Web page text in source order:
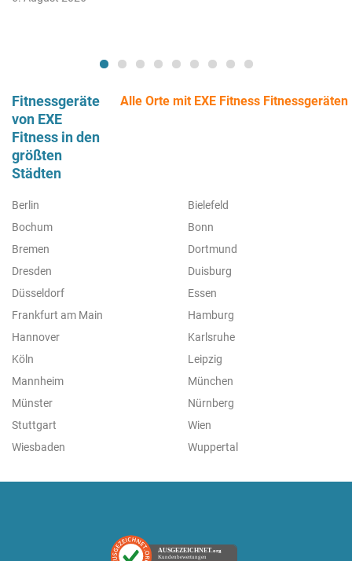
Fitnessgeräte
von EXE
Fitness in den
größten
Städten
Alle Orte mit EXE Fitness Fitnessgeräten
Berlin
Bielefeld
Bochum
Bonn
Bremen
Dortmund
Dresden
Duisburg
Düsseldorf
Essen
Frankfurt am Main
Hamburg
Hannover
Karlsruhe
Köln
Leipzig
Mannheim
München
Münster
Nürnberg
Stuttgart
Wien
Wiesbaden
Wuppertal
AUSGEZEICHNET .org
Kundenbewertungen